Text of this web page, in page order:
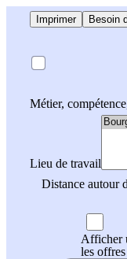
Imprimer Besoin
Métier,
Lieu de travail
Distance autour
Afficher
les